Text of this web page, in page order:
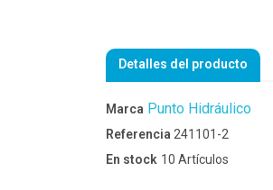
Detalles del producto
Marca Punto Hidráulico
Referencia 241101-2
En stock 10 Artículos